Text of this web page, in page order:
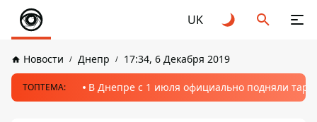
UK
Новости Днепр 17:34, 6 Декабря 2019
ТОПТЕМА: В Днепре с 1 июля официально подняли